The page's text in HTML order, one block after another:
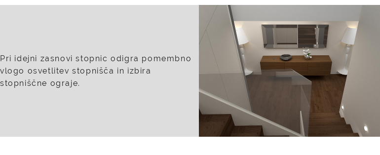
Pri idejni zasnovi stopnic odigra pomembno
vlogo osvetlitev stopnišča in izbira
stopniščne ograje.